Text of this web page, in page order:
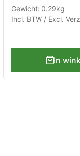
Gewicht: 0.29kg
Incl. BTW / Excl.
In